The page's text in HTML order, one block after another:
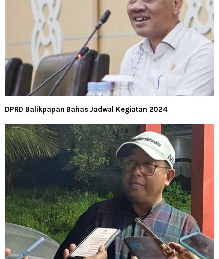
DPRD Balikpapan Bahas Jadwal Kegiatan 2024